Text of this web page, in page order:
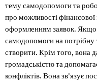
тему самодопомоги та
про можливості
оформленням заявок. Якщо
самодопомоги на потрібну
створити. Крім того, вона
громадськістю та
конфліктів. Вона зв'язує